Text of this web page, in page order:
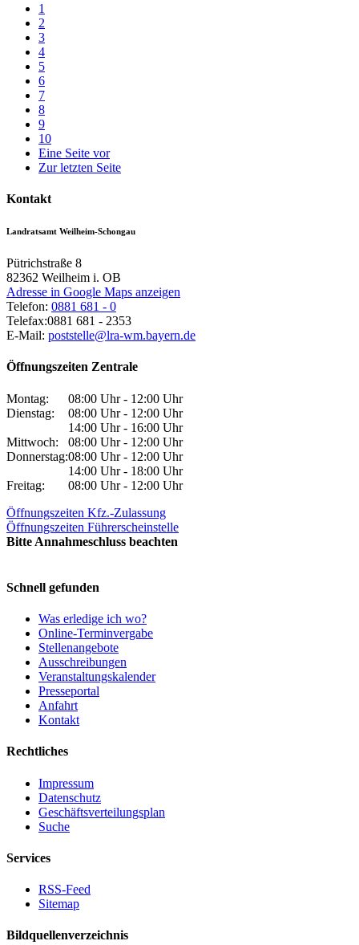
1
2
3
4
5
6
7
8
9
10
Eine Seite vor
Zur letzten Seite
Kontakt
Landratsamt Weilheim-Schongau
Pütrichstraße 8
82362 Weilheim i. OB
Adresse in Google Maps anzeigen
Telefon: 0881 681 - 0
Telefax:0881 681 - 2353
E-Mail: poststelle@lra-wm.bayern.de
Öffnungszeiten Zentrale
Montag:
08:00 Uhr - 12:00 Uhr
Dienstag:
08:00 Uhr - 12:00 Uhr
14:00 Uhr - 16:00 Uhr
Mittwoch:
08:00 Uhr - 12:00 Uhr
Donnerstag:08:00 Uhr - 12:00 Uhr
14:00 Uhr - 18:00 Uhr
Freitag:
08:00 Uhr - 12:00 Uhr
Öffnungszeiten Kfz.-Zulassung
Öffnungszeiten Führerscheinstelle
Bitte Annahmeschluss beachten
Schnell gefunden
Was erledige ich wo?
Online-Terminvergabe
Stellenangebote
Ausschreibungen
Veranstaltungskalender
Presseportal
Anfahrt
Kontakt
Rechtliches
Impressum
Datenschutz
Geschäftsverteilungsplan
Suche
Services
RSS-Feed
Sitemap
Bildquellenverzeichnis